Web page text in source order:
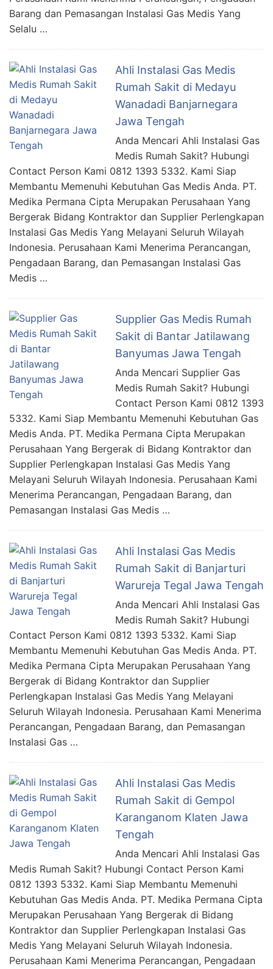
Barang dan Pemasangan Instalasi Gas Medis Yang
Selalu …
Ahli Instalasi Gas Medis
Rumah Sakit di Medayu
Wanadadi Banjarnegara
Jawa Tengah
Anda Mencari Ahli Instalasi Gas
Medis Rumah Sakit? Hubungi
Contact Person Kami 0812 1393 5332. Kami Siap
Membantu Memenuhi Kebutuhan Gas Medis Anda. PT.
Medika Permana Cipta Merupakan Perusahaan Yang
Bergerak Bidang Kontraktor dan Supplier Perlengkapan
Instalasi Gas Medis Yang Melayani Seluruh Wilayah
Indonesia. Perusahaan Kami Menerima Perancangan,
Pengadaan Barang, dan Pemasangan Instalasi Gas
Medis …
Supplier Gas Medis Rumah
Sakit di Bantar Jatilawang
Banyumas Jawa Tengah
Anda Mencari Supplier Gas
Medis Rumah Sakit? Hubungi
Contact Person Kami 0812 1393
5332. Kami Siap Membantu Memenuhi Kebutuhan Gas
Medis Anda. PT. Medika Permana Cipta Merupakan
Perusahaan Yang Bergerak di Bidang Kontraktor dan
Supplier Perlengkapan Instalasi Gas Medis Yang
Melayani Seluruh Wilayah Indonesia. Perusahaan Kami
Menerima Perancangan, Pengadaan Barang, dan
Pemasangan Instalasi Gas Medis …
Ahli Instalasi Gas Medis
Rumah Sakit di Banjarturi
Warureja Tegal Jawa Tengah
Anda Mencari Ahli Instalasi Gas
Medis Rumah Sakit? Hubungi
Contact Person Kami 0812 1393 5332. Kami Siap
Membantu Memenuhi Kebutuhan Gas Medis Anda. PT.
Medika Permana Cipta Merupakan Perusahaan Yang
Bergerak di Bidang Kontraktor dan Supplier
Perlengkapan Instalasi Gas Medis Yang Melayani
Seluruh Wilayah Indonesia. Perusahaan Kami Menerima
Perancangan, Pengadaan Barang, dan Pemasangan
Instalasi Gas …
Ahli Instalasi Gas Medis
Rumah Sakit di Gempol
Karanganom Klaten Jawa
Tengah
Anda Mencari Ahli Instalasi Gas
Medis Rumah Sakit? Hubungi Contact Person Kami
0812 1393 5332. Kami Siap Membantu Memenuhi
Kebutuhan Gas Medis Anda. PT. Medika Permana Cipta
Merupakan Perusahaan Yang Bergerak di Bidang
Kontraktor dan Supplier Perlengkapan Instalasi Gas
Medis Yang Melayani Seluruh Wilayah Indonesia.
Perusahaan Kami Menerima Perancangan, Pengadaan